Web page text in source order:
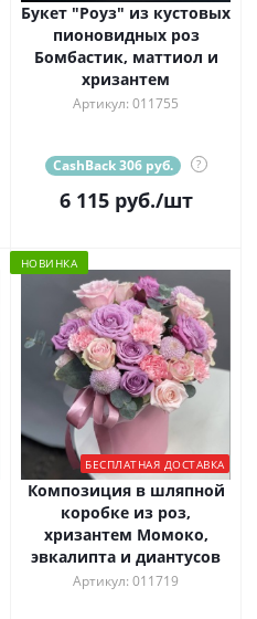
Букет "Роуз" из кустовых
пионовидных роз
Бомбастик, маттиол и
хризантем
Артикул: 011755
CashBack 306 руб. ?
6 115руб./шт
НОВИНКА
БЕСПЛАТНАЯ ДОСТАВКА
Композиция в шляпной
коробке из роз,
хризантем Момоко,
эвкалипта и диантусов
Артикул: 011719